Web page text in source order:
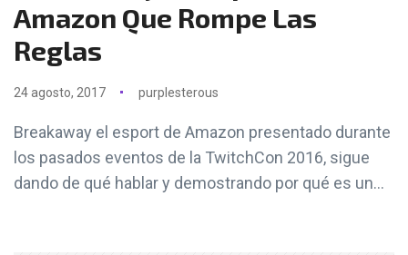
Amazon Que Rompe Las
Reglas
24 agosto, 2017 purplesterous
Breakaway el esport de Amazon presentado durante
los pasados eventos de la TwitchCon 2016, sigue
dando de qué hablar y demostrando por qué es un...